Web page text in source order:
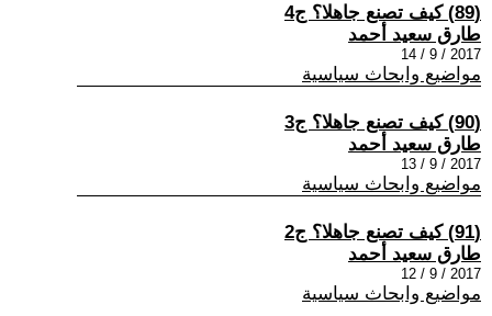
(89) كيف تصنع جاهلا؟ ج4
طارق سعيد أحمد
2017 / 9 / 14
مواضيع وابحاث سياسية
(90) كيف تصنع جاهلا؟ ج3
طارق سعيد أحمد
2017 / 9 / 13
مواضيع وابحاث سياسية
(91) كيف تصنع جاهلا؟ ج2
طارق سعيد أحمد
2017 / 9 / 12
مواضيع وابحاث سياسية